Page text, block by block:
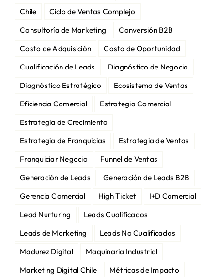
Chile
Ciclo de Ventas Complejo
Consultoría de Marketing
Conversión B2B
Costo de Adquisición
Costo de Oportunidad
Cualificación de Leads
Diagnóstico de Negocio
Diagnóstico Estratégico
Ecosistema de Ventas
Eficiencia Comercial
Estrategia Comercial
Estrategia de Crecimiento
Estrategia de Franquicias
Estrategia de Ventas
Franquiciar Negocio
Funnel de Ventas
Generación de Leads
Generación de Leads B2B
Gerencia Comercial
High Ticket
I+D Comercial
Lead Nurturing
Leads Cualificados
Leads de Marketing
Leads No Cualificados
Madurez Digital
Maquinaria Industrial
Marketing Digital Chile
Métricas de Impacto